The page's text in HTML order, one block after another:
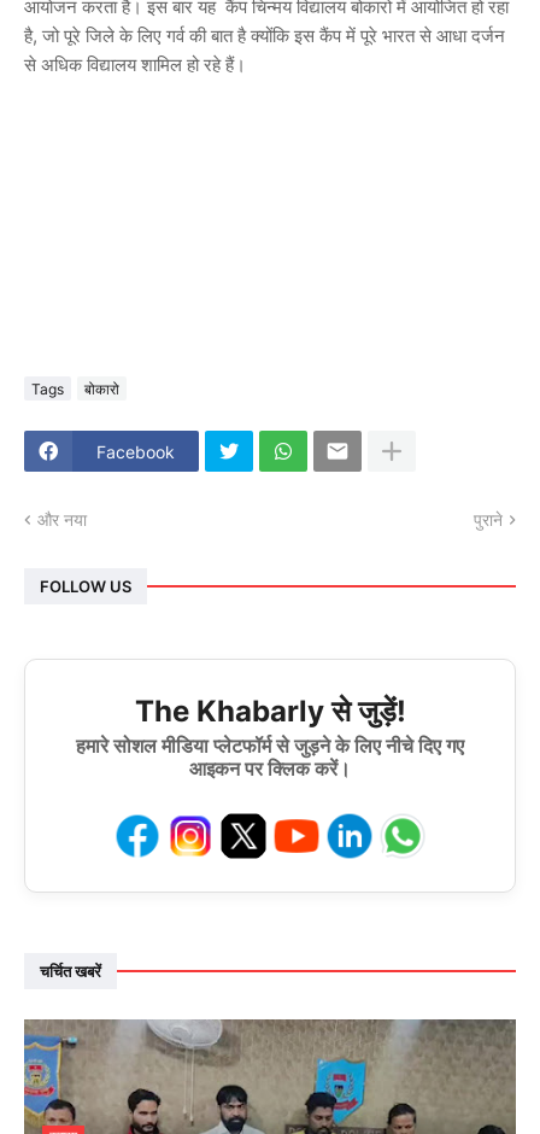
आयोजन करता है। इस बार यह कैंप चिन्मय विद्यालय बोकारो में आयोजित हो रहा
है, जो पूरे जिले के लिए गर्व की बात है क्योंकि इस कैंप में पूरे भारत से आधा दर्जन
से अधिक विद्यालय शामिल हो रहे हैं।
Tags बोकारो
Facebook
और नया पुराने
FOLLOW US
The Khabarly से जुड़ें!
हमारे सोशल मीडिया प्लेटफॉर्म से जुड़ने के लिए नीचे दिए गए
आइकन पर क्लिक करें।
चर्चित खबरें